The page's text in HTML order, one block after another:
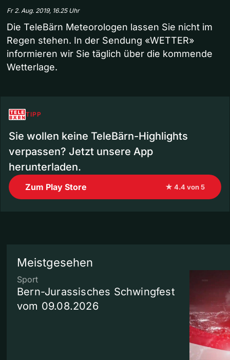
Fr 2. Aug. 2019, 16.25 Uhr
Die TeleBärn Meteorologen lassen Sie nicht im
Regen stehen. In der Sendung «WETTER»
informieren wir Sie täglich über die kommende
Wetterlage.
TIPP
Sie wollen keine TeleBärn-Highlights
verpassen? Jetzt unsere App
herunterladen.
Zum Play Store ★ 4.4 von 5
Meistgesehen
Sport
Bern-Jurassisches Schwingfest
vom 09.08.2026